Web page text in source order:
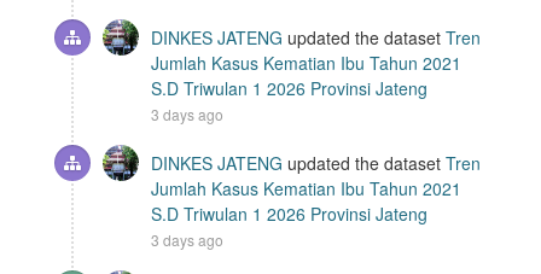
DINKES JATENG updated the dataset Tren
Jumlah Kasus Kematian Ibu Tahun 2021
S.D Triwulan 1 2026 Provinsi Jateng
3 days ago
DINKES JATENG updated the dataset Tren
Jumlah Kasus Kematian Ibu Tahun 2021
S.D Triwulan 1 2026 Provinsi Jateng
3 days ago